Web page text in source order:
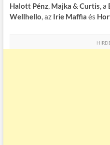
Halott Pénz, Majka & Curtis, a
Wellhello, azIrie Maffia és